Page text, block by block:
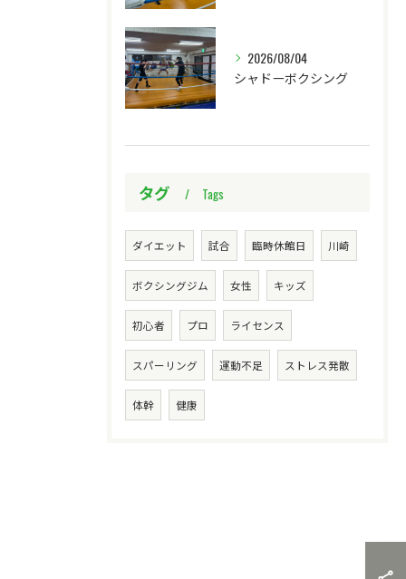
2026/08/04
シャドーボクシング
タグ Tags
ダイエット 試合 臨時休館日 川崎
ボクシングジム 女性 キッズ
初心者 プロ ライセンス
スパーリング 運動不足 ストレス発散
体幹 健康